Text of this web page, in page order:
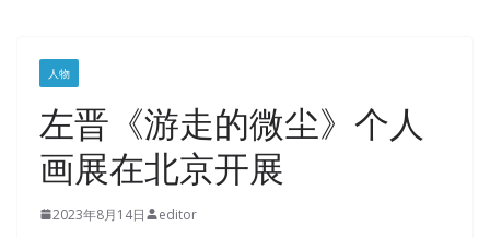
人物
左晋《游走的微尘》个人
画展在北京开展
2023年8月14日 editor